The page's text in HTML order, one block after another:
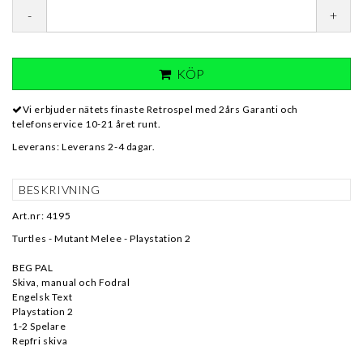
- +
KÖP
Vi erbjuder nätets finaste Retrospel med 2års Garanti och
telefonservice 10-21 året runt.
Leverans: Leverans 2-4 dagar.
BESKRIVNING
Art.nr: 4195
Turtles - Mutant Melee - Playstation 2
BEG PAL
Skiva, manual och Fodral
Engelsk Text
Playstation 2
1-2 Spelare
Repfri skiva